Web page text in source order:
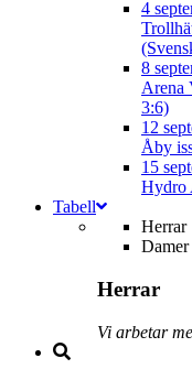
4
8
Arena
3:6)
12
Åby
15
Hydro
Tabell
Herrar
Damer
Herrar
Vi arbetar